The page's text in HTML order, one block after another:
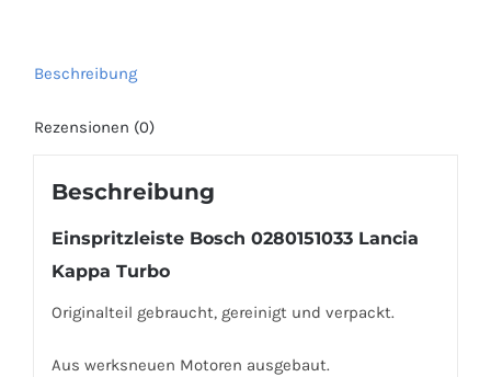
Beschreibung
Rezensionen (0)
Beschreibung
Einspritzleiste Bosch 0280151033 Lancia
Kappa Turbo
Originalteil gebraucht, gereinigt und verpackt.
Aus werksneuen Motoren ausgebaut.